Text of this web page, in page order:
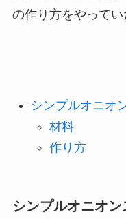
の作り方をやってい
シンプルオニオ
材料
作り方
シンプルオニオ